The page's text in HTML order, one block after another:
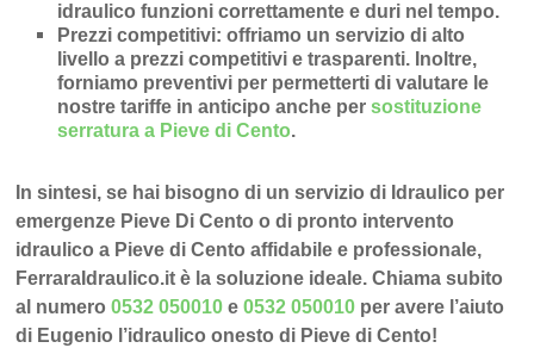
idraulico funzioni correttamente e duri nel tempo.
Prezzi competitivi: offriamo unservizio di alto
livello a prezzi competitivi e trasparenti. Inoltre,
forniamo preventivi per permetterti di valutare le
nostre tariffe in anticipo anche persostituzione
serratura a Pieve di Cento.
In sintesi, se hai bisogno di un servizio di Idraulico per
emergenze Pieve Di Cento o di pronto intervento
idraulico a Pieve di Cento affidabile e professionale,
FerraraIdraulico.it è la soluzione ideale. Chiama subito
al numero0532 050010 e0532 050010 per avere l’aiuto
di Eugenio l’idraulico onesto di Pieve di Cento!